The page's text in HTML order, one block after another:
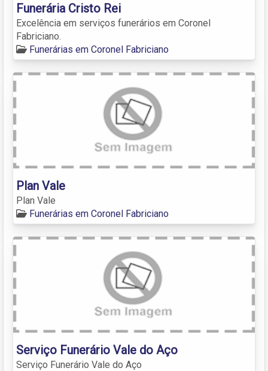
Funerária Cristo Rei
Excelência em serviços funerários em Coronel
Fabriciano.
Funerárias em Coronel Fabriciano
Plan Vale
Plan Vale
Funerárias em Coronel Fabriciano
Serviço Funerário Vale do Aço
Serviço Funerário Vale do Aço